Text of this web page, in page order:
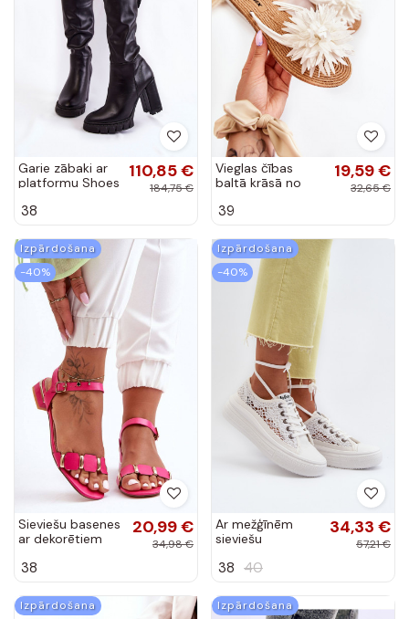
Garie zābaki ar
platformu Shoes
110,85 €
184,75 €
38
Vieglas čības
baltā krāsā no
19,59 €
32,65 €
39
Izpārdošana
-40%
Sieviešu basenes
ar dekorētiem
zempapēžu rozā
20,99 €
34,98 €
38
Izpārdošana
-40%
Ar mežģīnēm
sieviešu
Cooper baltas
34,33 €
57,21 €
38 40
Izpārdošana
Izpārdošana